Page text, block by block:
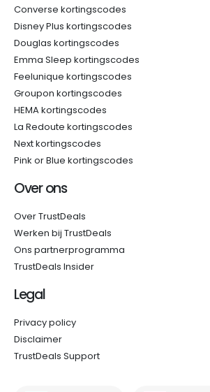
Converse kortingscodes
Disney Plus kortingscodes
Douglas kortingscodes
Emma Sleep kortingscodes
Feelunique kortingscodes
Groupon kortingscodes
HEMA kortingscodes
La Redoute kortingscodes
Next kortingscodes
Pink or Blue kortingscodes
Over ons
Over TrustDeals
Werken bij TrustDeals
Ons partnerprogramma
TrustDeals Insider
Legal
Privacy policy
Disclaimer
TrustDeals Support